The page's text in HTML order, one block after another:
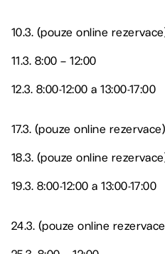
10.3. (pouze online
11.3. 8:00 – 12:00
12.3. 8:00-12:00 a 13:00-17:00
17.3. (pouze online
18.3. (pouze online
19.3. 8:00-12:00 a 13:00-17:00
24.3. (pouze online